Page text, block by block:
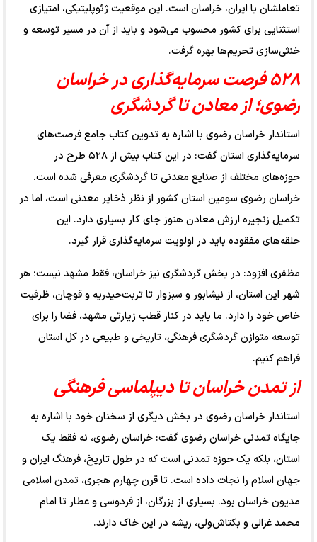
تعاملشان با ایران، خراسان است. این موقعیت ژئوپلیتیکی، امتیازی
استثنایی برای کشور محسوب می‌شود و باید از آن در مسیر توسعه و
خنثی‌سازی تحریم‌ها بهره گرفت.
۵۲۸ فرصت سرمایه‌گذاری در خراسان
رضوی؛ از معادن تا گردشگری
استاندار خراسان رضوی با اشاره به تدوین کتاب جامع فرصت‌های
سرمایه‌گذاری استان گفت: در این کتاب بیش از ۵۲۸ طرح در
حوزه‌های مختلف از صنایع معدنی تا گردشگری معرفی شده است.
خراسان رضوی سومین استان کشور از نظر ذخایر معدنی است، اما در
تکمیل زنجیره ارزش معادن هنوز جای کار بسیاری دارد. این
حلقه‌های مفقوده باید در اولویت سرمایه‌گذاری قرار گیرد.
مظفری افزود: در بخش گردشگری نیز خراسان، فقط مشهد نیست؛ هر
شهر این استان، از نیشابور و سبزوار تا تربت‌حیدریه و قوچان، ظرفیت
خاص خود را دارد. ما باید در کنار قطب زیارتی مشهد، فضا را برای
توسعه متوازن گردشگری فرهنگی، تاریخی و طبیعی در کل استان
فراهم کنیم.
از تمدن خراسان تا دیپلماسی فرهنگی
استاندار خراسان رضوی در بخش دیگری از سخنان خود با اشاره به
جایگاه تمدنی خراسان رضوی گفت: خراسان رضوی، نه فقط یک
استان، بلکه یک حوزه تمدنی است که در طول تاریخ، فرهنگ ایران و
جهان اسلام را نجات داده است. تا قرن چهارم هجری، تمدن اسلامی
مدیون خراسان بود. بسیاری از بزرگان، از فردوسی و عطار تا امام
محمد غزالی و بکتاش‌ولی، ریشه در این خاک دارند.